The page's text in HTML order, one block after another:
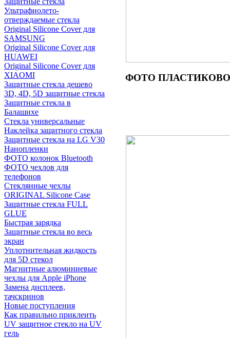
Ультрафиолето-
отверждаемые стекла
Original Silicone Cover для
SAMSUNG
Original Silicone Cover для
HUAWEI
Original Silicone Cover для
XIAOMI
Защитные стекла дешево
3D, 4D, 5D защитные стекла
Защитные стекла в
Балашихе
Стекла универсальные
Наклейка защитного стекла
Защитные стекла на LG V30
Нанопленки
ФОТО колонок Bluetooth
ФOTO чехлов для
телефонов
Стеклянные чехлы
ORIGINAL Silicone Case
Защитные стекла FULL
GLUE
Быстрая зарядка
Защитные стекла во весь
экран
Уплотнительная жидкость
для 5D стекол
Магнитные алюминиевые
чехлы для Apple iPhone
Замена дисплеев,
тачскринов
Новые поступления
Как правильно приклеить
UV защитное стекло на UV
гель
ФОТО